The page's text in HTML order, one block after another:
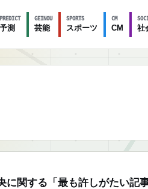
PREDICT
予測
GEINOU
芸能
SPORTS
スポーツ
CM
CM 社
関する「最も許しがたい記